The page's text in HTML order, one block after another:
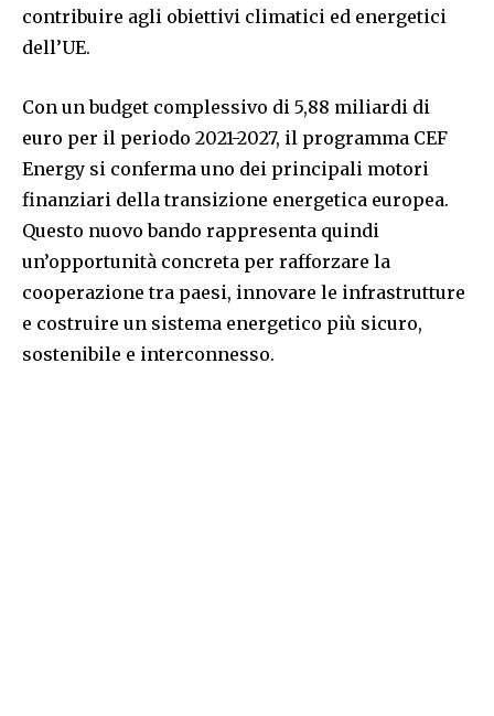
contribuire agli obiettivi climatici ed energetici
dell’UE.
Con un budget complessivo di 5,88 miliardi di
euro per il periodo 2021-2027, il programma CEF
Energy si conferma uno dei principali motori
finanziari della transizione energetica europea.
Questo nuovo bando rappresenta quindi
un’opportunità concreta per rafforzare la
cooperazione tra paesi, innovare le infrastrutture
e costruire un sistema energetico più sicuro,
sostenibile e interconnesso.